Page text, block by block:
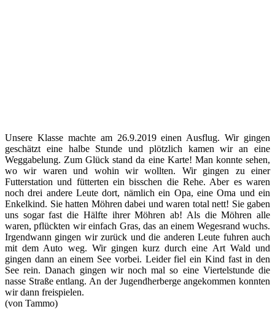
Unsere Klasse machte am 26.9.2019 einen Ausflug. Wir gingen
geschätzt eine halbe Stunde und plötzlich kamen wir an eine
Weggabelung. Zum Glück stand da eine Karte! Man konnte sehen,
wo wir waren und wohin wir wollten. Wir gingen zu einer
Futterstation und fütterten ein bisschen die Rehe. Aber es waren
noch drei andere Leute dort, nämlich ein Opa, eine Oma und ein
Enkelkind. Sie hatten Möhren dabei und waren total nett! Sie gaben
uns sogar fast die Hälfte ihrer Möhren ab! Als die Möhren alle
waren, pflückten wir einfach Gras, das an einem Wegesrand wuchs.
Irgendwann gingen wir zurück und die anderen Leute fuhren auch
mit dem Auto weg. Wir gingen kurz durch eine Art Wald und
gingen dann an einem See vorbei. Leider fiel ein Kind fast in den
See rein. Danach gingen wir noch mal so eine Viertelstunde die
nasse Straße entlang. An der Jugendherberge angekommen konnten
wir dann freispielen.
(von Tammo)